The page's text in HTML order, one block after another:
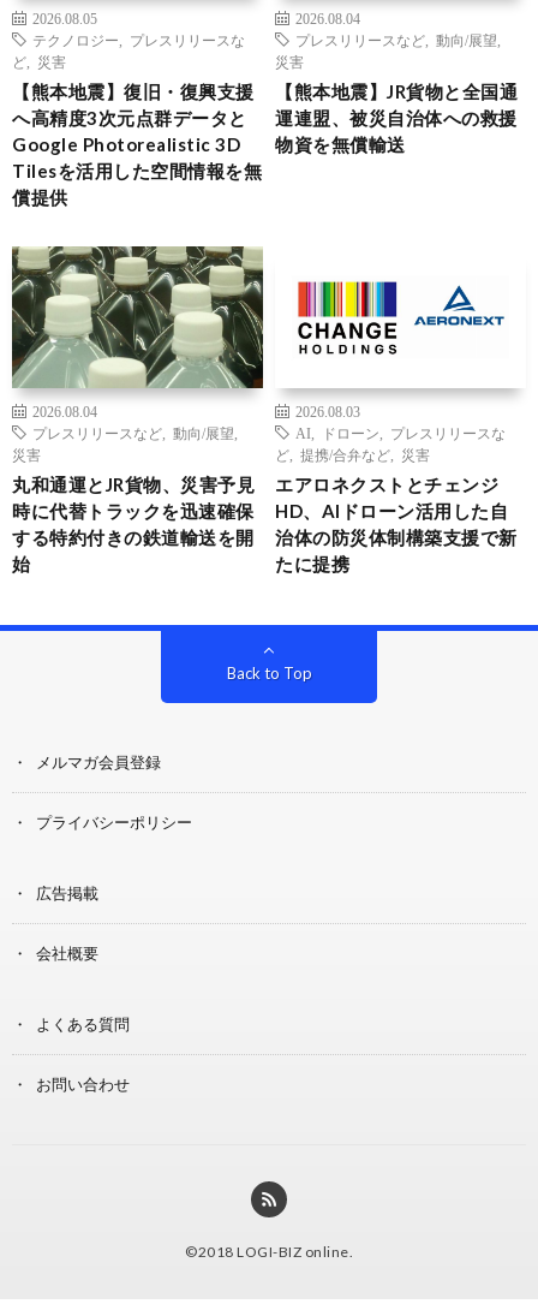
2026.08.05
テクノロジー
プレスリリースな
ど
災害
【熊本地震】復旧・復興支援
へ高精度3次元点群データと
Google Photorealistic 3D
Tilesを活用した空間情報を無
償提供
2026.08.04
プレスリリースなど
動向/展望
災害
【熊本地震】JR貨物と全国通
運連盟、被災自治体への救援
物資を無償輸送
2026.08.04
プレスリリースなど
動向/展望
災害
丸和通運とJR貨物、災害予見
時に代替トラックを迅速確保
する特約付きの鉄道輸送を開
始
2026.08.03
AI
ドローン
プレスリリースな
ど
提携/合弁など 災害
エアロネクストとチェンジ
HD、AIドローン活用した自
治体の防災体制構築支援で新
たに提携
Back to Top
メルマガ会員登録
プライバシーポリシー
広告掲載
会社概要
よくある質問
お問い合わせ
©2018 LOGI-BIZ online